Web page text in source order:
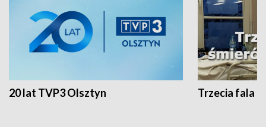
20 lat TVP3 Olsztyn Trzecia fala -